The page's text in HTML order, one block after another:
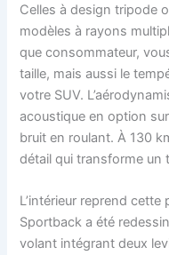
Celles à design tripode
modèles à rayons
que consommateur,
taille, mais aussi le
votre SUV.
acoustique en option
bruit en roulant. À 130
détail qui transforme un
L’intérieur reprend cette
Sportback a été
volant intégrant deux